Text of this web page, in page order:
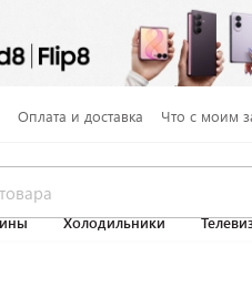
Оплата и доставка Что с моим
Холодильники